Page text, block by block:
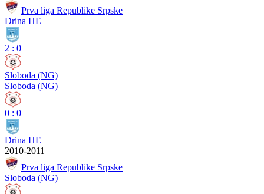
Prva liga Republike Srpske
Drina HE
2 : 0
Sloboda (NG)
Sloboda (NG)
0 : 0
Drina HE
2010-2011
Prva liga Republike Srpske
Sloboda (NG)